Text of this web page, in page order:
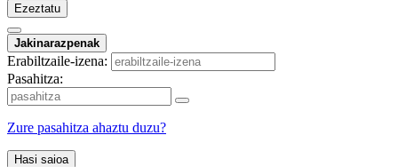
Ezeztatu
Jakinarazpenak
Erabiltzaile-izena:
Pasahitza:
Zure pasahitza ahaztu duzu?
Hasi saioa